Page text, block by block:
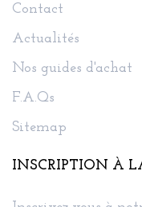
Contact
Actualités
Nos guides d'achat
F.A.Qs
Sitemap
INSCRIPTION À